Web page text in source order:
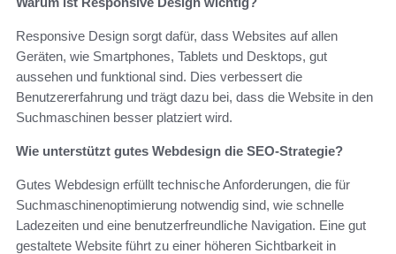
Responsive Design sorgt dafür, dass Websites auf allen
Geräten, wie Smartphones, Tablets und Desktops, gut
aussehen und funktional sind. Dies verbessert die
Benutzererfahrung und trägt dazu bei, dass die Website in den
Suchmaschinen besser platziert wird.
Wie unterstützt gutes Webdesign die SEO-Strategie?
Gutes Webdesign erfüllt technische Anforderungen, die für
Suchmaschinenoptimierung notwendig sind, wie schnelle
Ladezeiten und eine benutzerfreundliche Navigation. Eine gut
gestaltete Website führt zu einer höheren Sichtbarkeit in